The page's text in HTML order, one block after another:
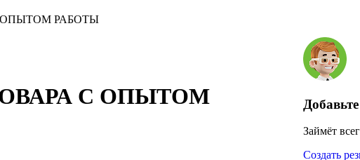
РАБОТЫ
С ОПЫТОМ
Займёт
Создать